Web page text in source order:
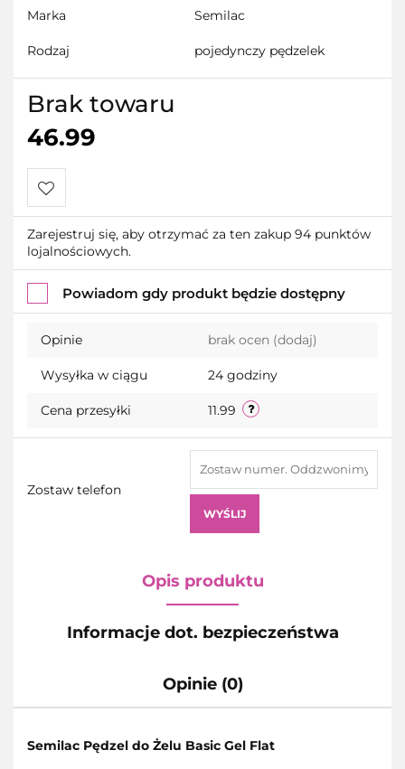
Marka Semilac
Rodzaj pojedynczy pędzelek
Brak towaru
46.99
Do
przechowalni
Zarejestruj się, aby otrzymać za ten zakup 94 punktów
lojalnościowych.
Powiadom gdy produkt będzie dostępny
Opinie brak ocen (dodaj)
Wysyłka w ciągu 24 godziny
Cena przesyłki 11.99
Zostaw telefon
WYŚLIJ
Opis produktu
Informacje dot. bezpieczeństwa
Opinie (0)
Semilac Pędzel do Żelu Basic Gel Flat